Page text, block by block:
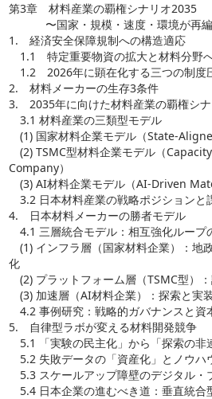
第3章 材料産業の覇権シナリオ2035
〜国家・規模・速度・環境が再編
1. 経済安全保障規制への構造適応
1.1 特定重要物資の拡大と材料分野
1.2 2026年に顕在化する三つの制度
2. 材料メーカーの生存3条件
3. 2035年に向けた材料産業の覇権シ
3.1 材料産業の三類型モデル
(1) 国家材料企業モデル（State-
(2) TSMC型材料企業モデル（
Company）
(3) AI材料企業モデル（AI-Driven
3.2 日本材料産業の戦略ポジションと
4. 日本材料メーカーの勝者モデル
4.1 三層統合モデル：相互強化ループ
(1) インフラ層（国家材料企業）：地
化
(2) プラットフォーム層（TSMC型）
(3) 加速層（AI材料企業）：探索と実
4.2 事例研究：戦略的ガバナンスと資
5. 自律型ラボが変える材料開発競争
5.1 「実験の民主化」から「探索の非
5.2 失敗データの「資産化」とノウハ
5.3 スケールアップ障壁のデジタル・
5.4 日本企業の進むべき道：垂直統合